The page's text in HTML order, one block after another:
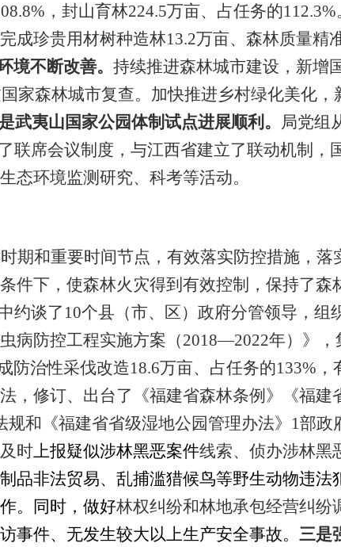
，封山育林224.5万亩、占任务的112.3%
完成珍贵用材树种造林13.2万亩、森林质量精
境不断改善。 持续推进森林城市建设，新增
国家森林城市复查。加快推进乡村绿化美化，
武夷山国家公园体制试点进展顺利。 局党组
席会议制度，与江西省建立了联动机制，
态环境监测研究、科考等活动。
期和重要时间节点，有效落实防控措施，落
件下，使森林火灾得到有效控制，保持了森
约谈了 10个县（市、区）政府分管领导，组
病防控工程实施方案（2018—2022年）》，
防治性采伐改造18.6万亩、占任务的133%
，修订、出台了《福建省森林条例》
《福
规和《福建省省级湿地公园管理办法》 1部政
时上报疑似涉林黑恶案件线索、侦办涉林黑
品非法贸易、乱捕滥猎候鸟等野生动物违法
。 同时，做好林权纠纷和林地承包经营纠纷
事件、无发生较大以上生产安全事故。 三是